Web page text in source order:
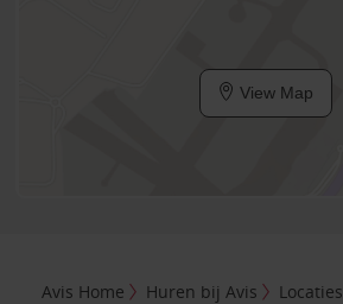
View Map
Avis Home Huren bij Avis Locaties